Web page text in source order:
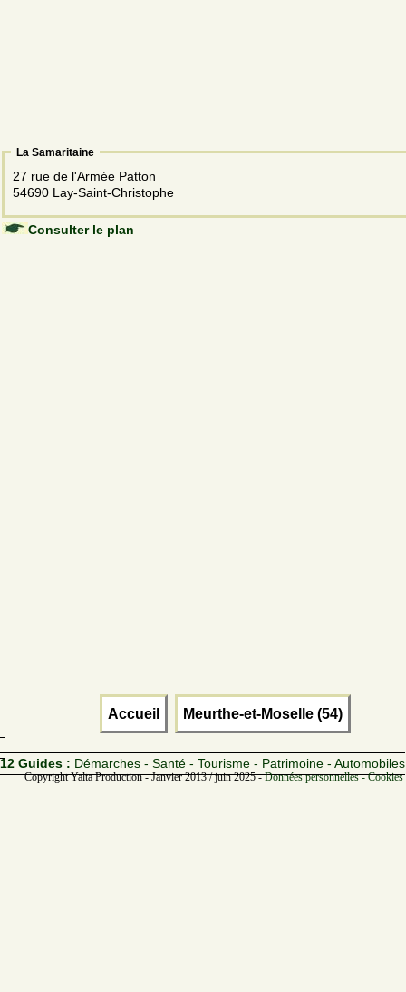
La Samaritaine
27 rue de l'Armée Patton
54690 Lay-Saint-Christophe
Consulter le plan
Accueil Meurthe-et-Moselle (54)
12 Guides : Démarches - Santé - Tourisme - Patrimoine - Automobiles
Copyright Yalta Production - Janvier 2013 / juin 2025 -Données personnelles -